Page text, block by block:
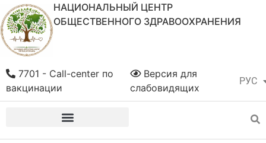
НАЦИОНАЛЬНЫЙ ЦЕНТР
ОБЩЕСТВЕННОГО ЗДРАВООХРАНЕНИЯ
РУС
ҚАЗ
Версия для
слабовидящих
7701 - Call-center по
вакцинации